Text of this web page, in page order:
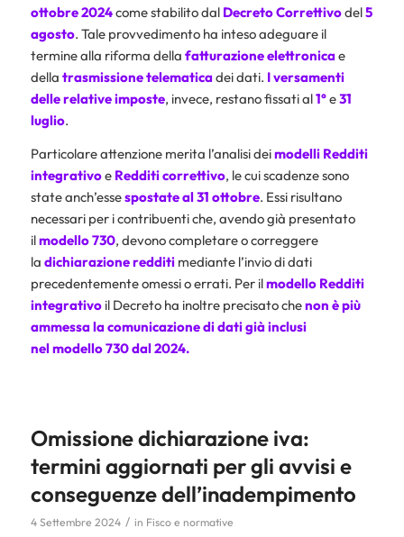
ottobre 2024come stabilito dal Decreto Correttivodel5
agosto. Tale provvedimento ha inteso adeguare il
termine alla riforma della fatturazione elettronicae
della trasmissione telematicadei dati. I versamenti
delle relative imposte, invece, restano fissati al1°e31
luglio.
Particolare attenzione merita l’analisi deimodelli Redditi
integrativoe Redditi correttivo, le cui scadenze sono
state anch’essespostate al31 ottobre. Essi risultano
necessari per i contribuenti che, avendo già presentato
ilmodello 730, devono completare o correggere
la dichiarazioneredditimediante l’invio di dati
precedentemente omessi o errati. Per ilmodello Redditi
integrativoil Decreto ha inoltre precisato chenon è più
ammessa la comunicazione di dati già inclusi
nel modello 730 dal 2024.
Omissione dichiarazione iva:
termini aggiornati per gli avvisi e
conseguenze dell’inadempimento
4 Settembre 2024 / in Fisco e normative